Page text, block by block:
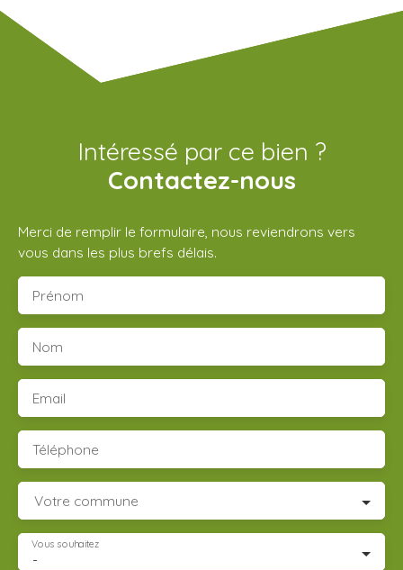
Intéressé par ce bien ?
Contactez-nous
Merci de remplir le formulaire, nous reviendrons vers
vous dans les plus brefs délais.
Prénom
Nom
Email
Téléphone
Votre commune
-
Vous souhaitez